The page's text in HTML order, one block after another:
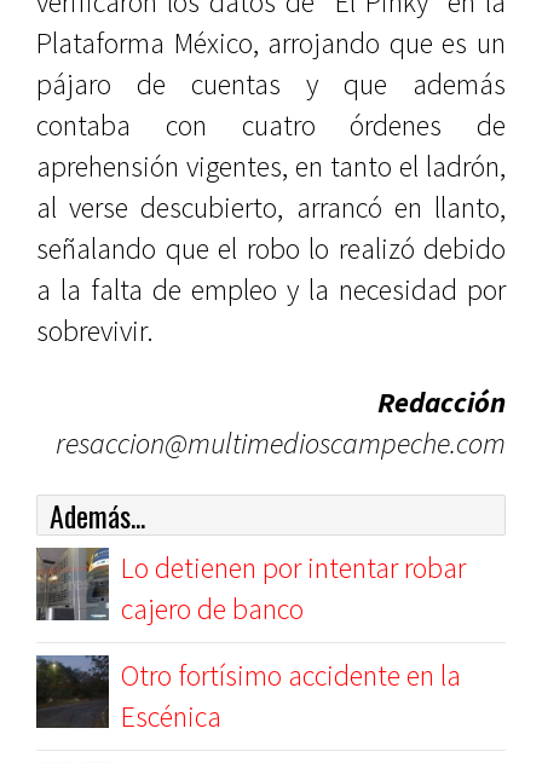
Plataforma México, arrojando que es un
pájaro de cuentas y que además
contaba con cuatro órdenes de
aprehensión vigentes, en tanto el ladrón,
al verse descubierto, arrancó en llanto,
señalando que el robo lo realizó debido
a la falta de empleo y la necesidad por
sobrevivir.
Redacción
resaccion@multimedioscampeche.com
Además...
Lo detienen por intentar robar
cajero de banco
Otro fortísimo accidente en la
Escénica